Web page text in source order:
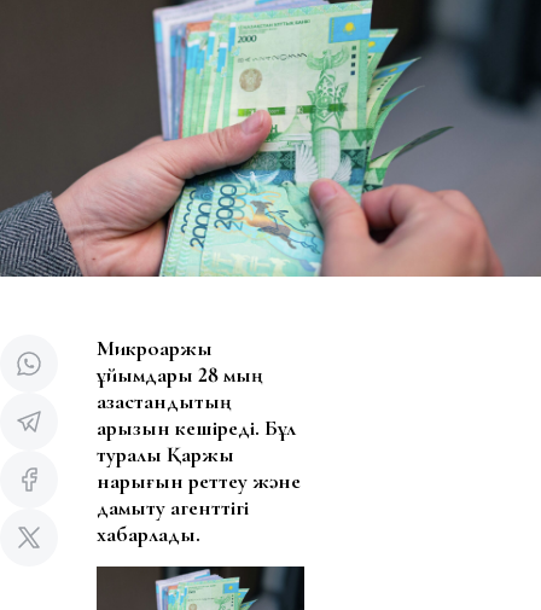
Микроқаржы
ұйымдары 28 мың
қазақстандықтың
қарызын кешіреді. Бұл
туралы Қаржы
нарығын реттеу және
дамыту агенттігі
хабарлады.